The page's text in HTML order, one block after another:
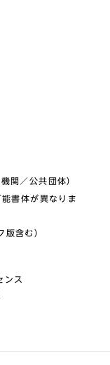
関／公共団体）
書体が異なりま
含む）
ンス